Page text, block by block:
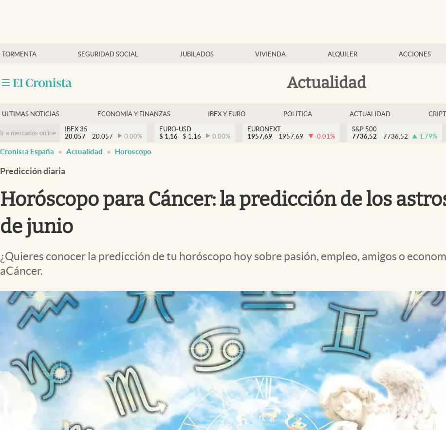
TORMENTA SEGURIDAD SOCIAL JUBILADOS VIVIENDA ALQUILER ACCIONES
Actualidad
Economía y finanzas
Criptomonedas
ULTIMAS NOTICIAS ECONOMÍA Y FINANZAS IBEX Y EURO POLÍTICA ACTUALIDAD
Ir a mercados online
IBEX 35
20.057
20.057 0.00%
EURO-USD
$ 1,16 $ 1,16 0.00%
EURONEXT
1957,69
1957,69 -0.01%
S&P 500
7736,52
7736,52 1.79%
Cronista España Actualidad Horoscopo
Predicción diaria
Horóscopo para Cáncer: la predicción de los
de junio
¿Quieres conocer la predicción de tu horóscopo hoy sobre pasión, empleo, amigos o
aCáncer.